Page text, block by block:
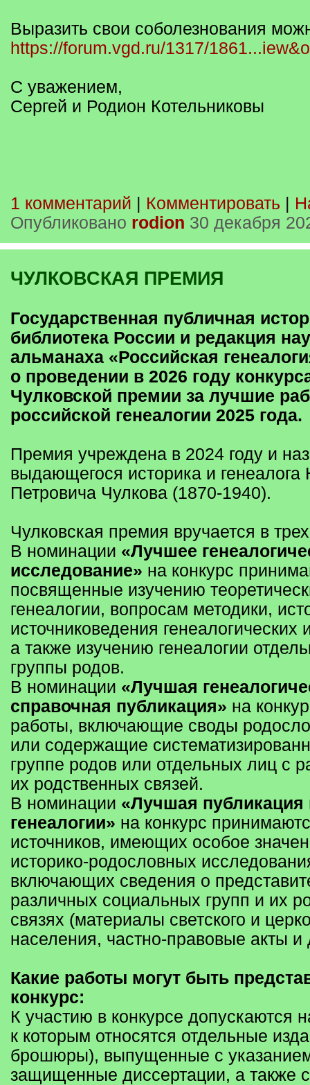
Выразить свои соболезнования
https://forum.vgd.ru/1317/
С уважением,
Сергей и Родион Котельниковы
1 комментарий Комментировать
Опубликовано rodion 30 декабря
ЧУЛКОВСКАЯ ПРЕМИЯ
Государственная публичная
библиотека России и редакция
альманаха «Российская
о проведении в 2026 году
Чулковской премии за лучшие
российской генеалогии 2025 года.
Премия учреждена в 2024 году и
выдающегося историка и генеалога
Петровича Чулкова (1870-1940).
Чулковская премия вручается в
В номинации «Лучшее
исследование» на конкурс
посвященные изучению
генеалогии, вопросам методики,
источниковедения генеалогических
а также изучению генеалогии
группы родов.
В номинации «Лучшая
справочная публикация» на
работы, включающие своды
или содержащие
группе родов или отдельных лиц с
их родственных связей.
В номинации «Лучшая публикация
генеалогии» на конкурс
источников, имеющих особое
историко-родословных
включающих сведения о
различных социальных групп и их
связях (материалы светского и
населения, частно-правовые акты и
Какие работы могут быть
конкурс:
К участию в конкурсе допускаются
к которым относятся отдельные
брошюры), выпущенные с
защищенные диссертации, а также